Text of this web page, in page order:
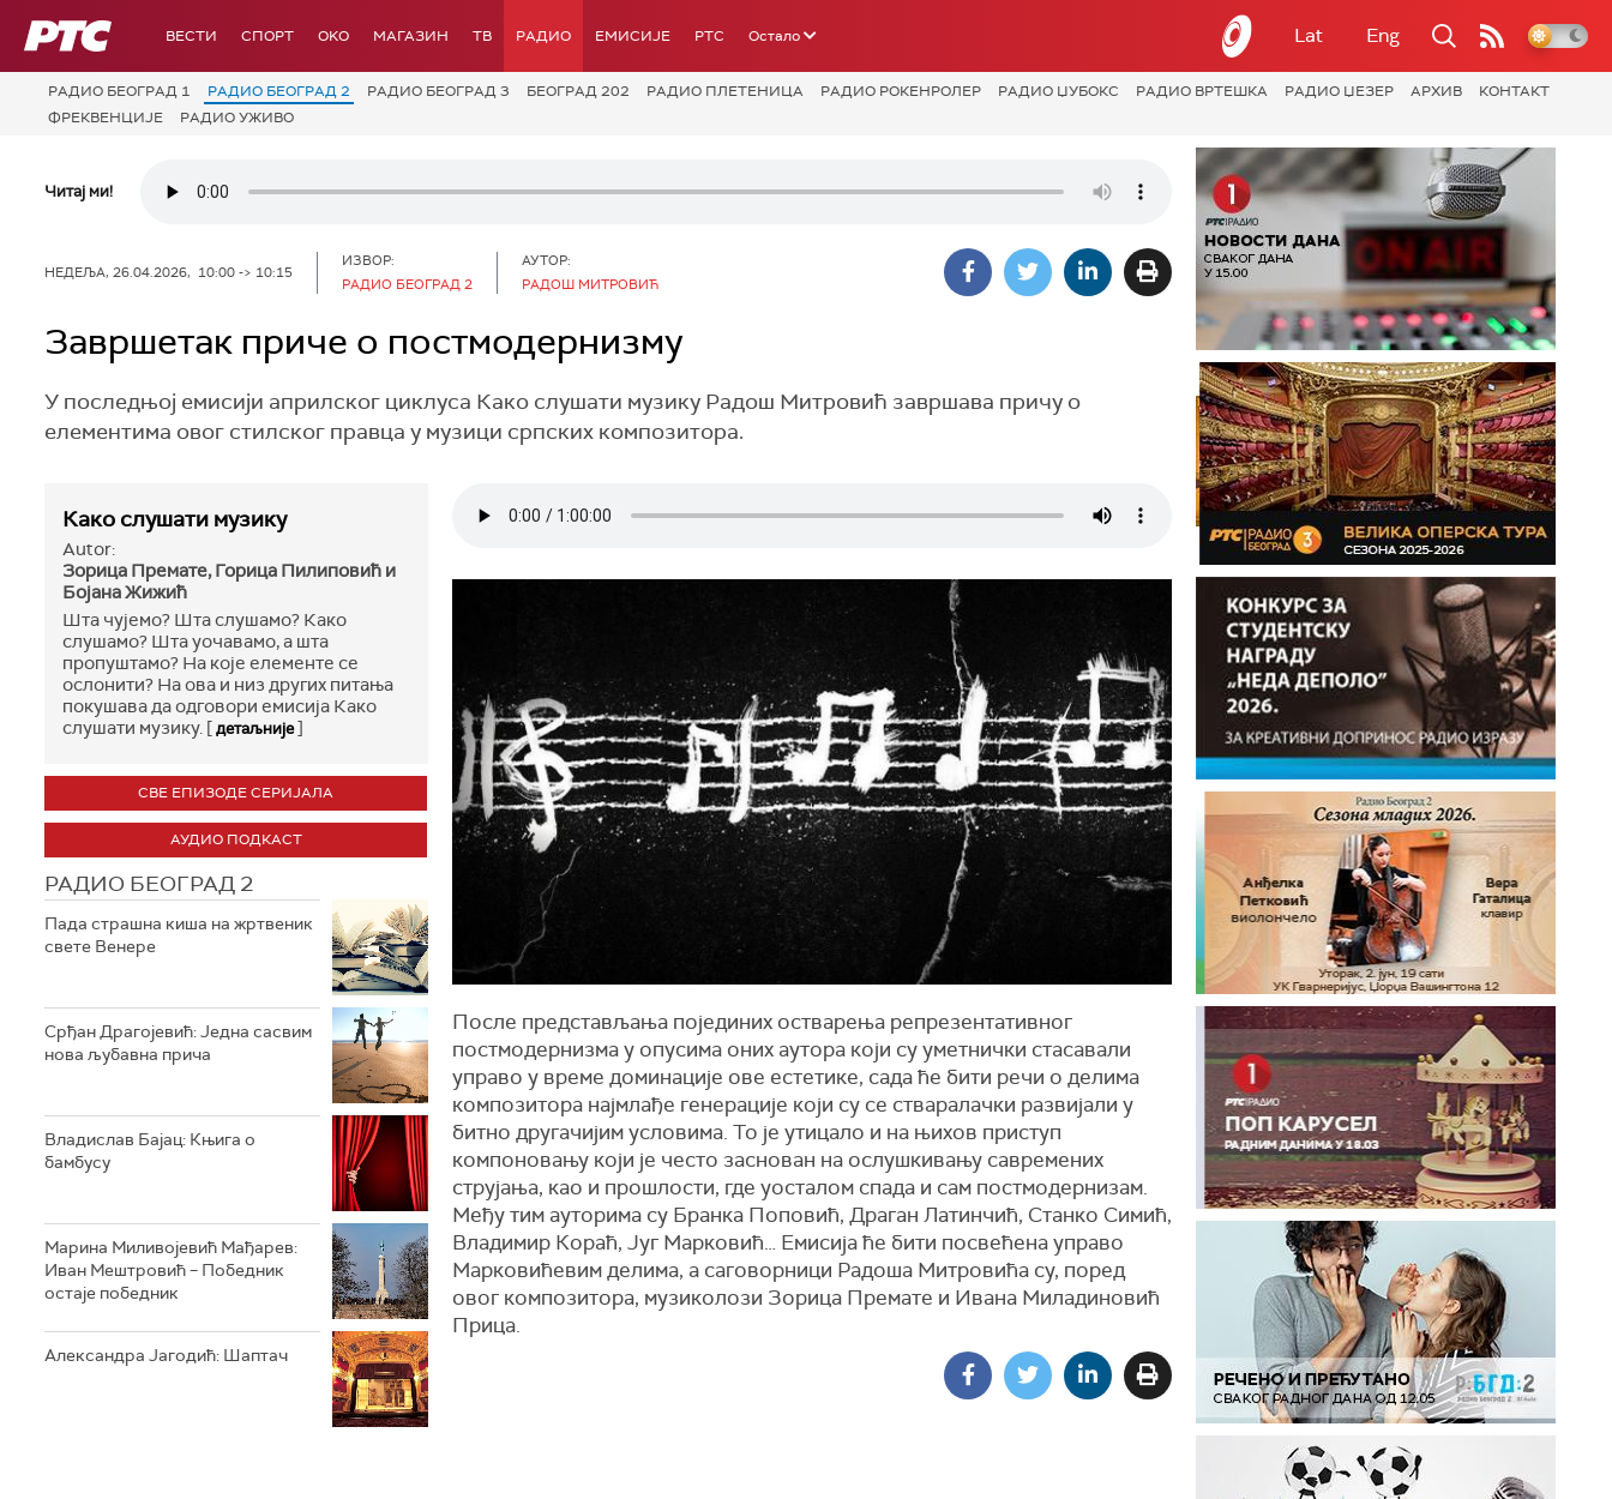
РТС ВЕСТИ СПОРТ OKO МАГАЗИН ТВ РАДИО ЕМИСИЈЕ РТС Остало Lat Eng
РАДИО БЕОГРАД 1 РАДИО БЕОГРАД 2 РАДИО БЕОГРАД 3 БЕОГРАД 202 РАДИО ПЛЕТЕНИЦА РАДИО РОКЕНРОЛЕР РАДИО ЏУБОКС РАДИО ВРТЕШКА РАДИО ЏЕЗЕР АРХИВ
КОНТАКТ
ФРЕКВЕНЦИЈЕ
РАДИО УЖИВО
Читај ми!
НЕДЕЉА, 26.04.2026, 10:00 -> 10:15
ИЗВОР:
РАДИО БЕОГРАД 2
АУТОР:
РАДОШ МИТРОВИЋ
Завршетак приче о постмодернизму
У последњој емисији априлског циклуса Како слушати музику Радош Митровић завршава причу о
елементима овог стилског правца у музици српских композитора.
Како слушати музику
Autor:
Зорица Премате, Горица Пилиповић и
Бојана Жижић
Шта чујемо? Шта слушамо? Како
слушамо? Шта уочавамо, а шта
пропуштамо? На које елементе се
ослонити? На ова и низ других питања
покушава да одговори емисија Како
слушати музику. [детаљније]
СВЕ ЕПИЗОДЕ СЕРИЈАЛА
АУДИО ПОДКАСТ
РАДИО БЕОГРАД 2
Пада страшна киша на жртвеник
свете Венере
Срђан Драгојевић: Једна сасвим
нова љубавна прича
Владислав Бајац: Књига о
бамбусу
Марина Миливојевић Мађарев:
Иван Мештровић – Победник
остаје победник
Александра Јагодић: Шаптач
После представљања појединих остварења репрезентативног
постмодернизма у опусима оних аутора који су уметнички стасавали
управо у време доминације ове естетике, сада ће бити речи о делима
композитора најмлађе генерације који су се стваралачки развијали у
битно другачијим условима. То је утицало и на њихов приступ
компоновању који је често заснован на ослушкивању савремених
струјања, као и прошлости, где уосталом спада и сам постмодернизам.
Међу тим ауторима су Бранка Поповић, Драган Латинчић, Станко Симић,
Владимир Кораћ, Југ Марковић… Емисија ће бити посвећена управо
Марковићевим делима, а саговорници Радоша Митровића су, поред
овог композитора, музиколози Зорица Премате и Ивана Миладиновић
Прица.